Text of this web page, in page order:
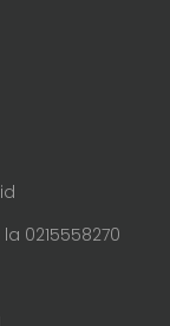
0215558270